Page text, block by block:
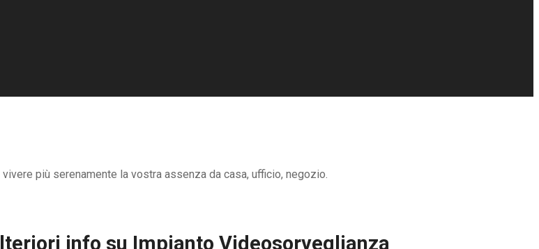
più serenamente la vostra assenza da casa, ufficio, negozio.
info su Impianto Videosorveglianza